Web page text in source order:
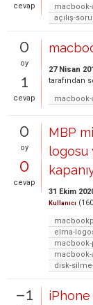
cevap
macbook-
açılış-
0
oy
1
cevap
27 Nisan
tarafından
macbook-
0
oy
0
cevap
MBP
logosu
31 Ekim
Kullanıcı (160
elma-
macbook-
macbook-
disk-
–1 iPhone